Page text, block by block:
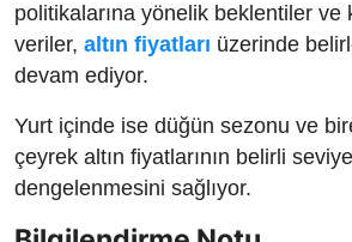
politikalarına yönelik beklentiler ve
veriler, altın fiyatları üzerinde
devam ediyor.
Yurt içinde ise düğün sezonu ve
çeyrek altın fiyatlarının belirli
dengelenmesini sağlıyor.